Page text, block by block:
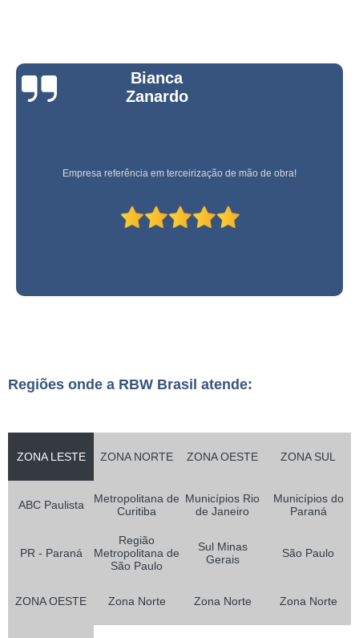
Bianca
Zanardo
Empresa referência em terceirização de mão de obra!
Regiões onde a RBW Brasil atende:
ZONA LESTE ZONA NORTE ZONA OESTE ZONA SUL
ABC Paulista
Metropolitana de
Curitiba
Municípios Rio
de Janeiro
Municípios do
Paraná
PR - Paraná
Região
Metropolitana de
São Paulo
Sul Minas
Gerais
São Paulo
ZONA OESTE Zona Norte Zona Norte Zona Norte